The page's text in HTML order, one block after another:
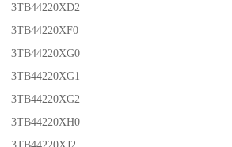
3TB44220XD2
3TB44220XF0
3TB44220XG0
3TB44220XG1
3TB44220XG2
3TB44220XH0